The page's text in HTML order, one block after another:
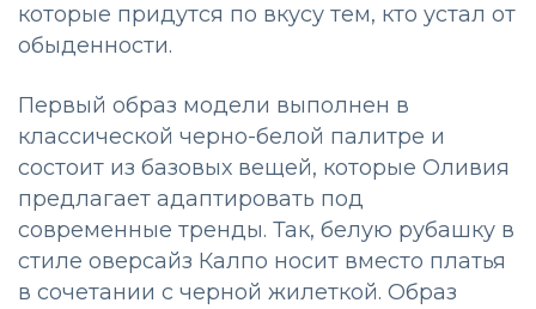
которые придутся по вкусу тем, кто устал от
обыденности.
Первый образ модели выполнен в
классической черно-белой палитре и
состоит из базовых вещей, которые Оливия
предлагает адаптировать под
современные тренды. Так, белую рубашку в
стиле оверсайз Калпо носит вместо платья
в сочетании с черной жилеткой. Образ